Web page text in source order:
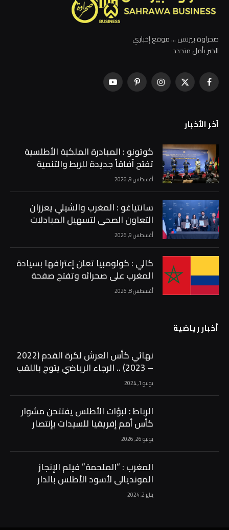
صحراوة بيزنس ... موقع إخباري
الخبر بأمل متجدد
فيسبوكX
الانستغرامبينتيريستيوتيوب
آخر الأخبار
كوتونو : المبادرة الملكية الأطلسية
تفتح آفاقاً جديدة للربط والتنمية
والتكامل في إفريقيا …
أغسطس 9, 2026
سانتياغو : المغرب والشيلي يعززان
التعاون الصحي لتسهيل المبادلات
الفلاحية والغذائية …
أغسطس 9, 2026
كالي : كولومبيا تعلن إعترافها بسيادة
المغرب على صحرائه وتفتح صفحة
جديدة في العلاقات الثنائية …
أغسطس 8, 2026
أخبار رياضية
نهائي كأس العرش لكرة القدم (2022
– 2023) .. الرجاء الرياضي يتوج باللقب
بفوزه على الجيش الملكي (2-1)
يوليو 1, 2024
الرباط : لبؤات الأطلس يفتتحن مشوار
كأس أمم إفريقيا للسيدات بإنتصار
عريض على كينيا …
يوليو 26, 2026
المغرب : “الملحمة” فيلم الإنجاز
المونديالي لأسود الأطلس بالدار
البيضاء …
يناير 2, 2024